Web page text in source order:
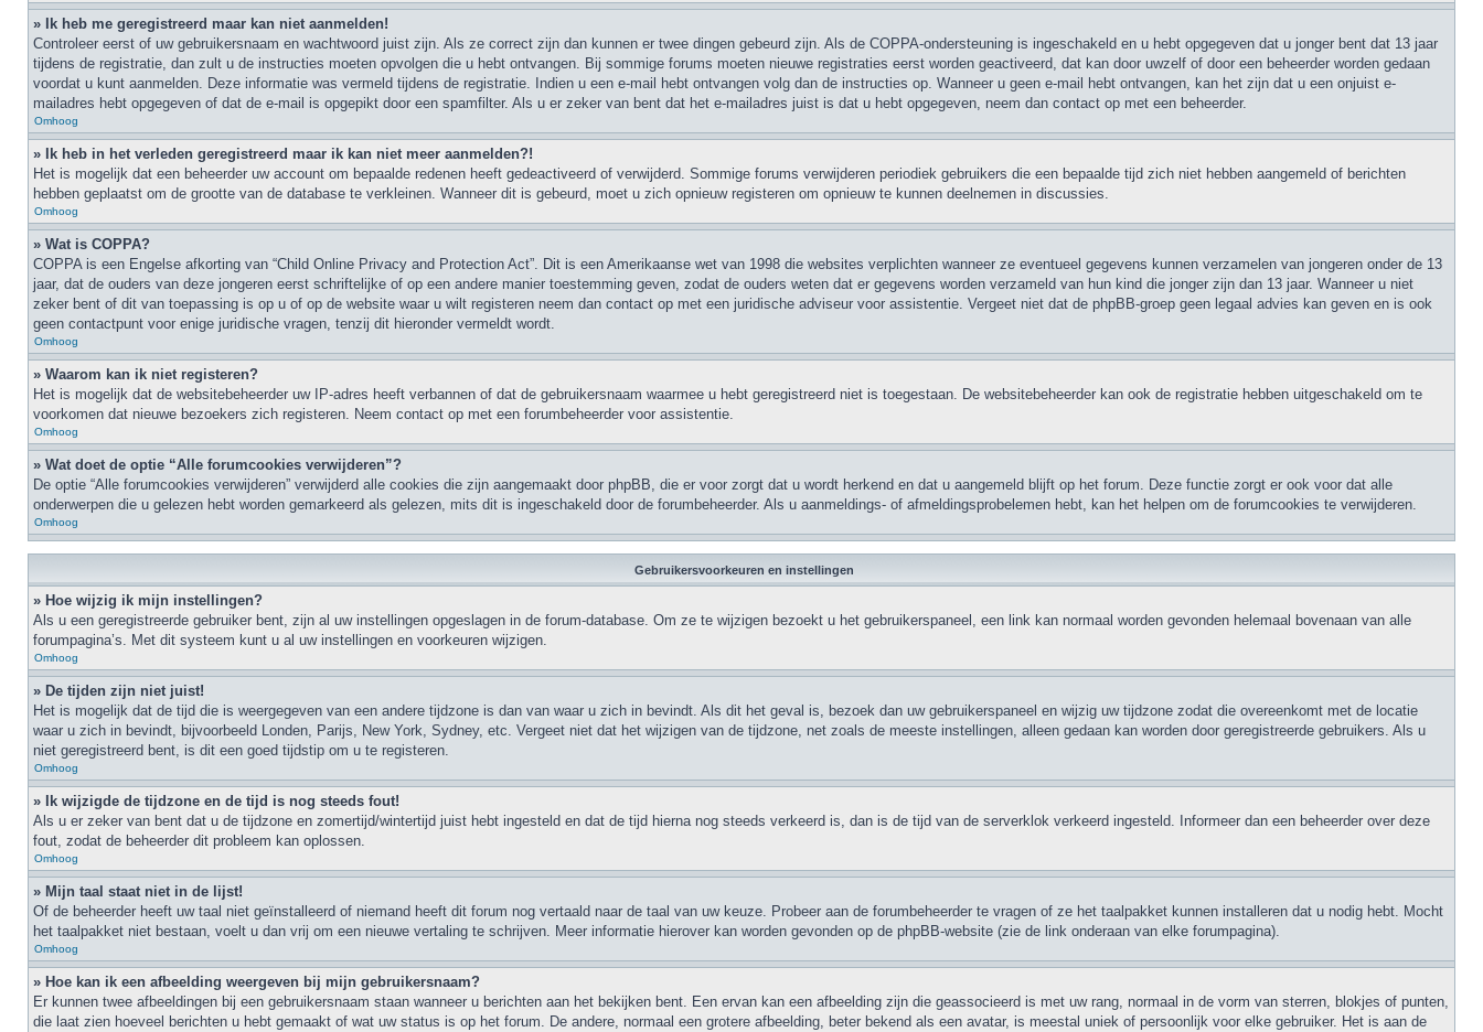
» Ik heb me geregistreerd maar kan niet aanmelden!
Controleer eerst of uw gebruikersnaam en wachtwoord juist zijn. Als ze correct zijn dan kunnen er twee dingen gebeurd zijn. Als de COPPA-ondersteuning is ingeschakeld en u hebt opgegeven dat u jonger bent dat 13 jaar
tijdens de registratie, dan zult u de instructies moeten opvolgen die u hebt ontvangen. Bij sommige forums moeten nieuwe registraties eerst worden geactiveerd, dat kan door uwzelf of door een beheerder worden gedaan
voordat u kunt aanmelden. Deze informatie was vermeld tijdens de registratie. Indien u een e-mail hebt ontvangen volg dan de instructies op. Wanneer u geen e-mail hebt ontvangen, kan het zijn dat u een onjuist e-
mailadres hebt opgegeven of dat de e-mail is opgepikt door een spamfilter. Als u er zeker van bent dat het e-mailadres juist is dat u hebt opgegeven, neem dan contact op met een beheerder.
Omhoog
» Ik heb in het verleden geregistreerd maar ik kan niet meer aanmelden?!
Het is mogelijk dat een beheerder uw account om bepaalde redenen heeft gedeactiveerd of verwijderd. Sommige forums verwijderen periodiek gebruikers die een bepaalde tijd zich niet hebben aangemeld of berichten
hebben geplaatst om de grootte van de database te verkleinen. Wanneer dit is gebeurd, moet u zich opnieuw registeren om opnieuw te kunnen deelnemen in discussies.
Omhoog
» Wat is COPPA?
COPPA is een Engelse afkorting van “Child Online Privacy and Protection Act”. Dit is een Amerikaanse wet van 1998 die websites verplichten wanneer ze eventueel gegevens kunnen verzamelen van jongeren onder de 13
jaar, dat de ouders van deze jongeren eerst schriftelijke of op een andere manier toestemming geven, zodat de ouders weten dat er gegevens worden verzameld van hun kind die jonger zijn dan 13 jaar. Wanneer u niet
zeker bent of dit van toepassing is op u of op de website waar u wilt registeren neem dan contact op met een juridische adviseur voor assistentie. Vergeet niet dat de phpBB-groep geen legaal advies kan geven en is ook
geen contactpunt voor enige juridische vragen, tenzij dit hieronder vermeldt wordt.
Omhoog
» Waarom kan ik niet registeren?
Het is mogelijk dat de websitebeheerder uw IP-adres heeft verbannen of dat de gebruikersnaam waarmee u hebt geregistreerd niet is toegestaan. De websitebeheerder kan ook de registratie hebben uitgeschakeld om te
voorkomen dat nieuwe bezoekers zich registeren. Neem contact op met een forumbeheerder voor assistentie.
Omhoog
» Wat doet de optie “Alle forumcookies verwijderen”?
De optie “Alle forumcookies verwijderen” verwijderd alle cookies die zijn aangemaakt door phpBB, die er voor zorgt dat u wordt herkend en dat u aangemeld blijft op het forum. Deze functie zorgt er ook voor dat alle
onderwerpen die u gelezen hebt worden gemarkeerd als gelezen, mits dit is ingeschakeld door de forumbeheerder. Als u aanmeldings- of afmeldingsprobelemen hebt, kan het helpen om de forumcookies te verwijderen.
Omhoog
Gebruikersvoorkeuren en instellingen
» Hoe wijzig ik mijn instellingen?
Als u een geregistreerde gebruiker bent, zijn al uw instellingen opgeslagen in de forum-database. Om ze te wijzigen bezoekt u het gebruikerspaneel, een link kan normaal worden gevonden helemaal bovenaan van alle
forumpagina’s. Met dit systeem kunt u al uw instellingen en voorkeuren wijzigen.
Omhoog
» De tijden zijn niet juist!
Het is mogelijk dat de tijd die is weergegeven van een andere tijdzone is dan van waar u zich in bevindt. Als dit het geval is, bezoek dan uw gebruikerspaneel en wijzig uw tijdzone zodat die overeenkomt met de locatie
waar u zich in bevindt, bijvoorbeeld Londen, Parijs, New York, Sydney, etc. Vergeet niet dat het wijzigen van de tijdzone, net zoals de meeste instellingen, alleen gedaan kan worden door geregistreerde gebruikers. Als u
niet geregistreerd bent, is dit een goed tijdstip om u te registeren.
Omhoog
» Ik wijzigde de tijdzone en de tijd is nog steeds fout!
Als u er zeker van bent dat u de tijdzone en zomertijd/wintertijd juist hebt ingesteld en dat de tijd hierna nog steeds verkeerd is, dan is de tijd van de serverklok verkeerd ingesteld. Informeer dan een beheerder over deze
fout, zodat de beheerder dit probleem kan oplossen.
Omhoog
» Mijn taal staat niet in de lijst!
Of de beheerder heeft uw taal niet geïnstalleerd of niemand heeft dit forum nog vertaald naar de taal van uw keuze. Probeer aan de forumbeheerder te vragen of ze het taalpakket kunnen installeren dat u nodig hebt. Mocht
het taalpakket niet bestaan, voelt u dan vrij om een nieuwe vertaling te schrijven. Meer informatie hierover kan worden gevonden op de phpBB-website (zie de link onderaan van elke forumpagina).
Omhoog
» Hoe kan ik een afbeelding weergeven bij mijn gebruikersnaam?
Er kunnen twee afbeeldingen bij een gebruikersnaam staan wanneer u berichten aan het bekijken bent. Een ervan kan een afbeelding zijn die geassocieerd is met uw rang, normaal in de vorm van sterren, blokjes of punten,
die laat zien hoeveel berichten u hebt gemaakt of wat uw status is op het forum. De andere, normaal een grotere afbeelding, beter bekend als een avatar, is meestal uniek of persoonlijk voor elke gebruiker. Het is aan de